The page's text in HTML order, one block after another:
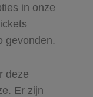
in onze
gevonden.
deze
Er zijn